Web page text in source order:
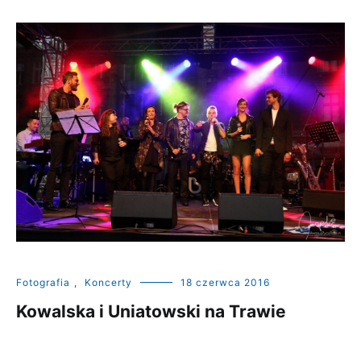
Fotografia , Koncerty 18 czerwca 2016
Kowalska i Uniatowski na Trawie